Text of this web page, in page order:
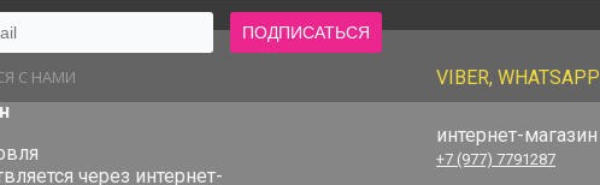
С НАМИ
через интернет-
VIBER, WHATSAPP
интернет-магазин
+7 (977) 7791287